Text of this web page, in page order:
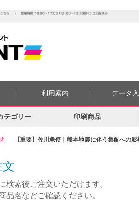
【重要】佐川急便｜熊本地震に伴う集配への
利用案内 データ
テゴリー 印刷商品
文
検索後ご注文いただけます。
品名などご確認ください。